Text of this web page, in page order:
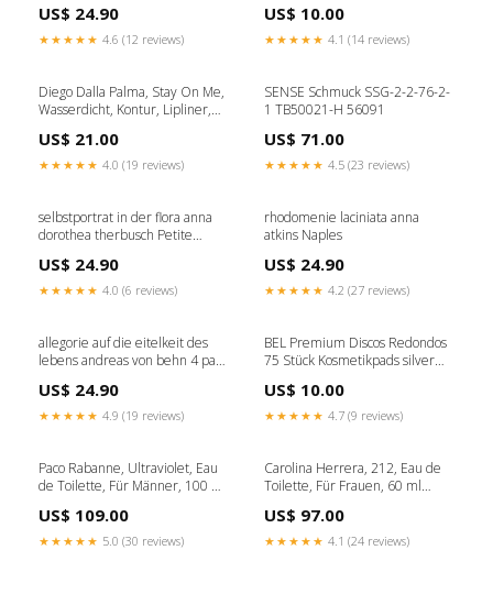
US$ 24.90
★★★★★ 4.6 (12 reviews)
US$ 10.00
★★★★★ 4.1 (14 reviews)
Diego Dalla Palma, Stay On Me,
Wasserdicht, Kontur, Lipliner,
US$ 21.00
★★★★★ 4.0 (19 reviews)
SENSE Schmuck SSG-2-2-76-2-
1 TB50021-H 56091
US$ 71.00
★★★★★ 4.5 (23 reviews)
selbstportrat in der flora anna
dorothea therbusch Petite
US$ 24.90
★★★★★ 4.0 (6 reviews)
rhodomenie laciniata anna
atkins Naples
US$ 24.90
★★★★★ 4.2 (27 reviews)
allegorie auf die eitelkeit des
lebens andreas von behn 4 par
US$ 24.90
★★★★★ 4.9 (19 reviews)
BEL Premium Discos Redondos
75 Stück Kosmetikpads silver
US$ 10.00
★★★★★ 4.7 (9 reviews)
Paco Rabanne, Ultraviolet, Eau
de Toilette, Für Männer, 100 ml
US$ 109.00
★★★★★ 5.0 (30 reviews)
Carolina Herrera, 212, Eau de
Toilette, Für Frauen, 60 ml
US$ 97.00
★★★★★ 4.1 (24 reviews)